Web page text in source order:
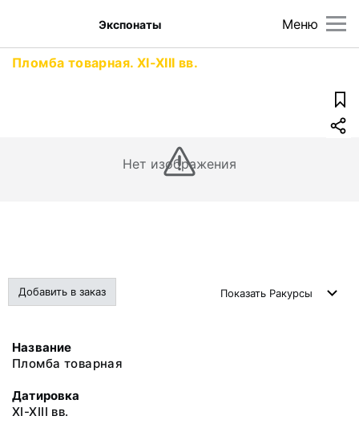
Меню
Экспонаты
Пломба товарная. XI-XIII вв.
Нет изображения
Добавить в заказ Показать Ракурсы
Название
Пломба товарная
Датировка
XI-XIII вв.